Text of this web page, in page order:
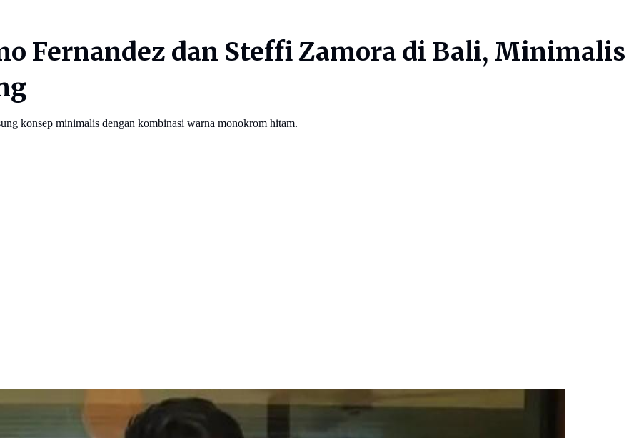
Fernandez dan Steffi Zamora di Bali, Minimalis
konsep minimalis dengan kombinasi warna monokrom hitam.